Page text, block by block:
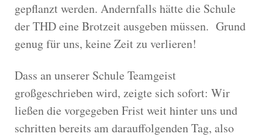
gepflanzt werden. Andernfalls hätte die Schule
der THD eine Brotzeit ausgeben müssen. Grund
genug für uns, keine Zeit zu verlieren!
Dass an unserer Schule Teamgeist
großgeschrieben wird, zeigte sich sofort: Wir
ließen die vorgegeben Frist weit hinter uns und
schritten bereits am darauffolgenden Tag, also